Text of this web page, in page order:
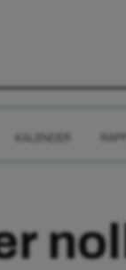
KALENDER